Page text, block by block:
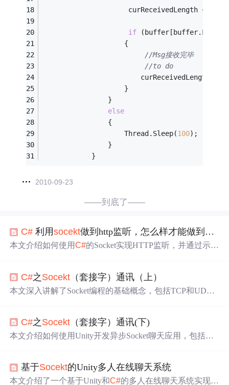
curReceivedLength +=
if
                    {
//Msg接收完毕
//to do
                        curReceivedLength =
                    }
                }
else
                {
                    Thread.Sleep(
100);
                }
            }
2010-09-23
——到底了——
C# 利用socekt做到http监听，怎么样才能做到高性能
本文介绍如何使用C#的Socket实现HTTP监听，并通过示例
C#之 Socekt （套接字）通讯（上）
本文深入讲解了Socket编程的基础概念，包括TCP和UDP
C#之 Socekt （套接字）通讯(下)
本文介绍如何使用Unity开发异步Socket聊天应用，包括服
基于Socekt的Unity多人在线聊天系统
本文介绍了一个基于Unity和C#的多人在线聊天系统实现方